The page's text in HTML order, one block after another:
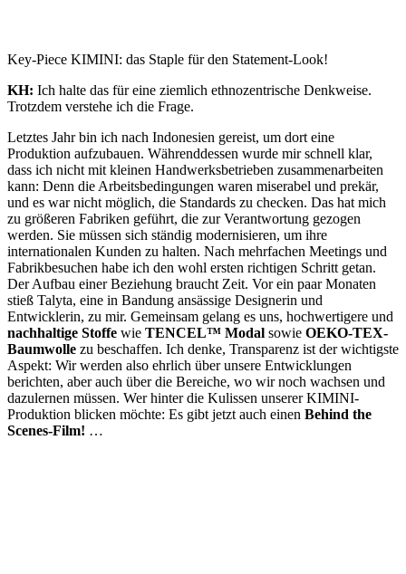
Key-Piece KIMINI: das Staple für den Statement-Look!
KH: Ich halte das für eine ziemlich ethnozentrische Denkweise.
Trotzdem verstehe ich die Frage.
Letztes Jahr bin ich nach Indonesien gereist, um dort eine
Produktion aufzubauen. Währenddessen wurde mir schnell klar,
dass ich nicht mit kleinen Handwerksbetrieben zusammenarbeiten
kann: Denn die Arbeitsbedingungen waren miserabel und prekär,
und es war nicht möglich, die Standards zu checken. Das hat mich
zu größeren Fabriken geführt, die zur Verantwortung gezogen
werden. Sie müssen sich ständig modernisieren, um ihre
internationalen Kunden zu halten. Nach mehrfachen Meetings und
Fabrikbesuchen habe ich den wohl ersten richtigen Schritt getan.
Der Aufbau einer Beziehung braucht Zeit. Vor ein paar Monaten
stieß Talyta, eine in Bandung ansässige Designerin und
Entwicklerin, zu mir. Gemeinsam gelang es uns, hochwertigere und
nachhaltige Stoffe wie TENCEL™ Modal sowie OEKO-TEX-
Baumwolle zu beschaffen. Ich denke, Transparenz ist der wichtigste
Aspekt: Wir werden also ehrlich über unsere Entwicklungen
berichten, aber auch über die Bereiche, wo wir noch wachsen und
dazulernen müssen. Wer hinter die Kulissen unsererKIMINI-
Produktion blicken möchte: Es gibt jetzt auch einen Behind the
Scenes-Film! …